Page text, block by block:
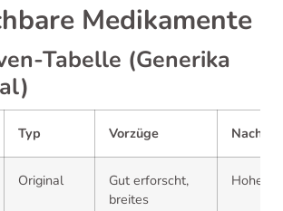
Medikamente
Tabelle (Generika
Typ Vorzüge
Original
Gut erforscht,
breites
Hohe